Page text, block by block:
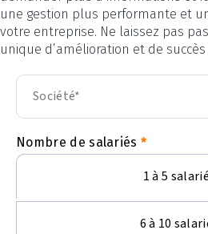
une gestion plus performante et
votre entreprise. Ne laissez pas
unique d’amélioration et de succès
Nombre de salariés
1 à 5
6 à 10